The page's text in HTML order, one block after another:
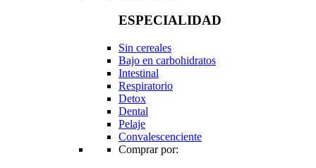
ESPECIALIDAD
Sin cereales
Bajo en carbohidratos
Intestinal
Respiratorio
Detox
Dental
Pelaje
Convalescenciente
Comprar por: